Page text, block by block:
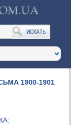
1900-1901
;